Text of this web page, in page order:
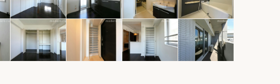
店舗・スタッフ紹介
希望条件を伝えてプロに探してもらう